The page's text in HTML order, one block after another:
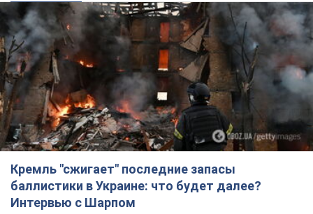
Кремль "сжигает" последние запасы
баллистики в Украине: что будет далее?
Интервью с Шарпом